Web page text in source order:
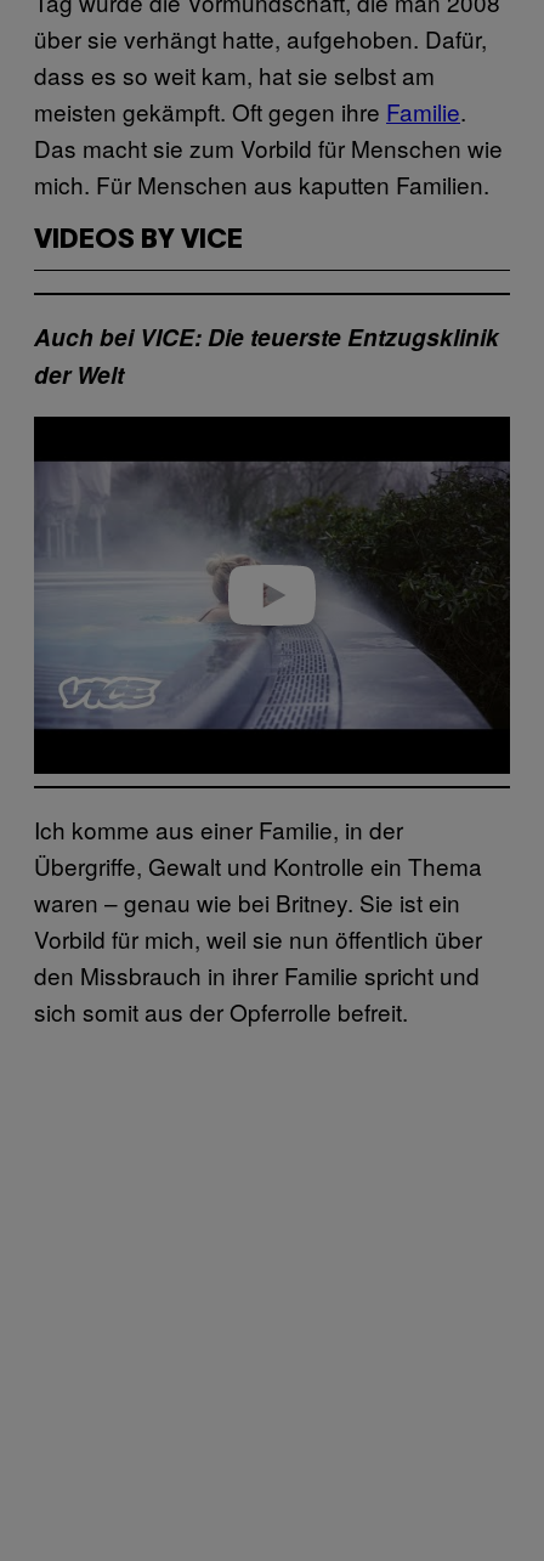
über sie verhängt hatte, aufgehoben. Dafür,
dass es so weit kam, hat sie selbst am
meisten gekämpft. Oft gegen ihre Familie.
Das macht sie zum Vorbild für Menschen wie
mich. Für Menschen aus kaputten Familien.
VIDEOS BY VICE
Auch bei VICE: Die teuerste Entzugsklinik
der Welt
Play video
Ich komme aus einer Familie, in der
Übergriffe, Gewalt und Kontrolle ein Thema
waren – genau wie bei Britney. Sie ist ein
Vorbild für mich, weil sie nun öffentlich über
den Missbrauch in ihrer Familie spricht und
sich somit aus der Opferrolle befreit.